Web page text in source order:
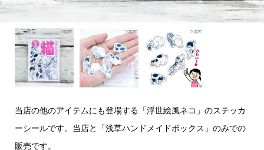
当店の他のアイテムにも登場する「浮世絵風ネコ」のステッカ
ーシールです。当店と「浅草ハンドメイドボックス」のみでの
販売です。